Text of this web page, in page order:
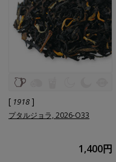
[ 1918 ]
プタルジョラ, 2026-O33
1,400円